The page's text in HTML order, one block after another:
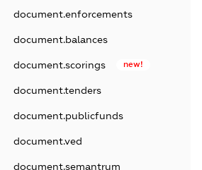
document.enforcements
document.balances
document.scorings new!
document.tenders
document.publicfunds
document.ved
document.semantrum